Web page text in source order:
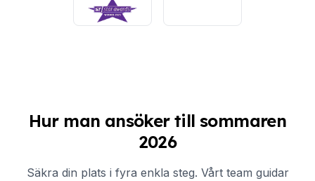
Hur man ansöker till sommaren
2026
Säkra din plats i fyra enkla steg. Vårt team guidar